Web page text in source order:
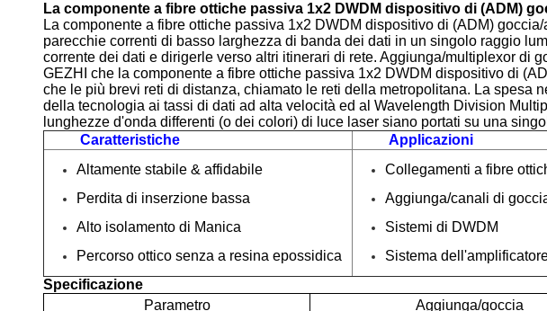
La componente a fibre ottiche passiva 1x2 DWDM dispositivo di (ADM)
La componente a fibre ottiche passiva 1x2 DWDM dispositivo di (ADM)
parecchie correnti di basso larghezza di banda dei dati in un singolo raggio
corrente dei dati e dirigerle verso altri itinerari di rete. Aggiunga/multiplexor di
GEZHI che la componente a fibre ottiche passiva 1x2 DWDM dispositivo di
che le più brevi reti di distanza, chiamato le reti della metropolitana. La
della tecnologia ai tassi di dati ad alta velocità ed al Wavelength Division
lunghezze d'onda differenti (o dei colori) di luce laser siano portati su una
Caratteristiche
Applicazioni
Altamente stabile & affidabile
Perdita di inserzione bassa
Alto isolamento di Manica
Percorso ottico senza a resina epossidica
Collegamenti a fibre
Aggiunga/canali di
Sistemi di DWDM
Sistema
Specificazione
Parametro
Aggiunga/goccia